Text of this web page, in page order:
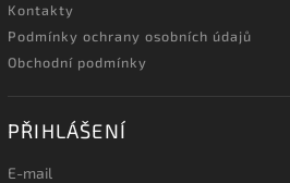
Kontakty
Podmínky ochrany osobních údajů
Obchodní podmínky
PŘIHLÁŠENÍ
E-mail